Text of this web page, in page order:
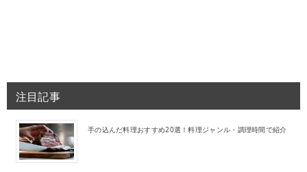
注目記事
手の込んだ料理おすすめ20選！料理ジャンル・調理時間で紹介